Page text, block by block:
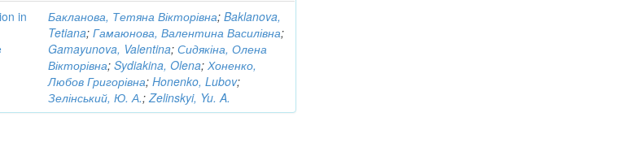
in
Бакланова, Тетяна Вікторівна;Baklanova,
Tetiana;Гамаюнова, Валентина Василівна;
Gamayunova, Valentina;Сидякіна, Олена
Вікторівна;Sydiakina, Olena;Хоненко,
Любов Григорівна;Honenko, Lubov;
Зелінський, Ю. А.;Zelinskyi, Yu. A.